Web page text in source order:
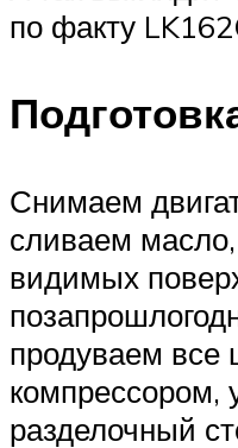
по факту
Снимаем
сливаем
видимых
продуваем все
компрессором,
разделочный